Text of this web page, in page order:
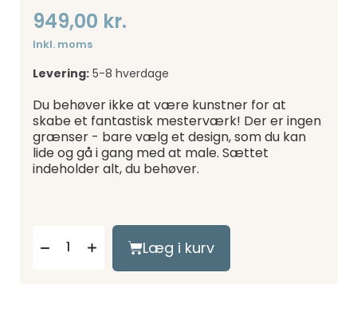
949,00 kr.
Inkl. moms
Levering: 5-8 hverdage
Du behøver ikke at være kunstner for at
skabe et fantastisk mesterværk! Der er ingen
grænser - bare vælg et design, som du kan
lide og gå i gang med at male. Sættet
indeholder alt, du behøver.
Læg i kurv